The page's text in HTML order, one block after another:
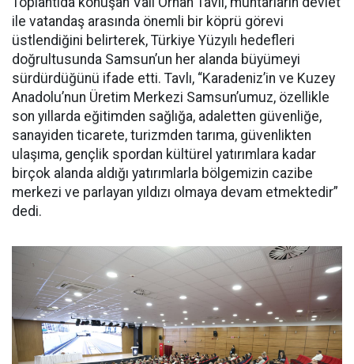
ile vatandaş arasında önemli bir köprü görevi
üstlendiğini belirterek, Türkiye Yüzyılı hedefleri
doğrultusunda Samsun’un her alanda büyümeyi
sürdürdüğünü ifade etti. Tavlı, “Karadeniz’in ve Kuzey
Anadolu’nun Üretim Merkezi Samsun’umuz, özellikle
son yıllarda eğitimden sağlığa, adaletten güvenliğe,
sanayiden ticarete, turizmden tarıma, güvenlikten
ulaşıma, gençlik spordan kültürel yatırımlara kadar
birçok alanda aldığı yatırımlarla bölgemizin cazibe
merkezi ve parlayan yıldızı olmaya devam etmektedir”
dedi.